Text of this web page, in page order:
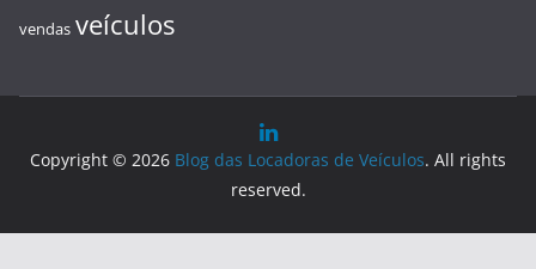
vendas veículos
Copyright © 2026 Blog das Locadoras de Veículos. All rights
reserved.